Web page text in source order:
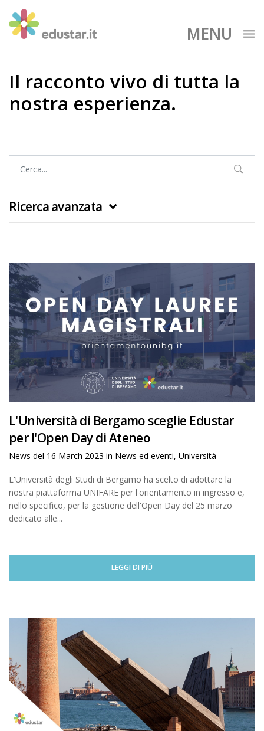
MENU
Il racconto vivo di tutta la
nostra esperienza.
Ricerca avanzata
L'Università di Bergamo sceglie Edustar
per l'Open Day di Ateneo
News del 16 March 2023 in News ed eventi, Università
L'Università degli Studi di Bergamo ha scelto di adottare la
nostra piattaforma UNIFARE per l'orientamento in ingresso e,
nello specifico, per la gestione dell'Open Day del 25 marzo
dedicato alle...
LEGGI DI PIÙ